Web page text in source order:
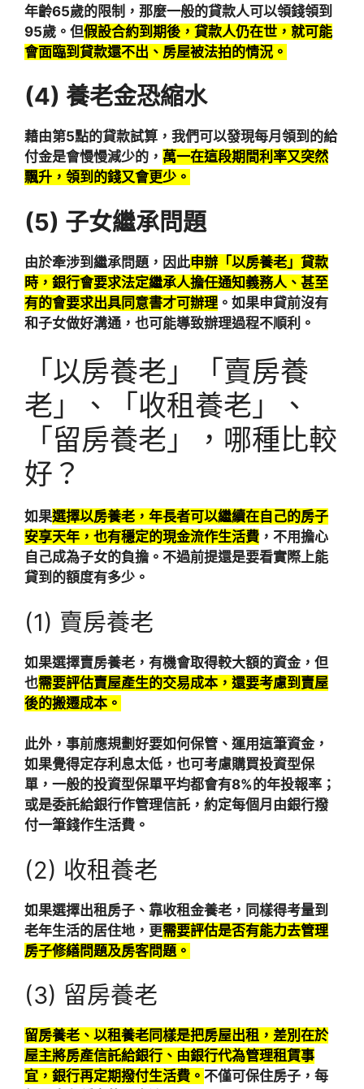
年齡65歲的限制，那麼一般的貸款人可以領錢領到
95歲。但假設合約到期後，貸款人仍在世，就可能
會面臨到貸款還不出、房屋被法拍的情況。
(4) 養老金恐縮水
藉由第5點的貸款試算，我們可以發現每月領到的給
付金是會慢慢減少的， 萬一在這段期間利率又突然
飄升，領到的錢又會更少。
(5) 子女繼承問題
由於牽涉到繼承問題，因此申辦「以房養老」貸款
時，銀行會要求法定繼承人擔任通知義務人、甚至
有的會要求出具同意書才可辦理 。如果申貸前沒有
和子女做好溝通，也可能導致辦理過程不順利。
「以房養老」「賣房養
老」、「收租養老」、
「留房養老」，哪種比較
好？
如果選擇以房養老，年長者可以繼續在自己的房子
安享天年，也有穩定的現金流作生活費 ，不用擔心
自己成為子女的負擔。不過前提還是要看實際上能
貸到的額度有多少。
(1) 賣房養老
如果選擇賣房養老，有機會取得較大額的資金，但
也需要評估賣屋產生的交易成本，還要考慮到賣屋
後的搬遷成本。
此外，事前應規劃好要如何保管、運用這筆資金，
如果覺得定存利息太低，也可考慮購買投資型保
單，一般的投資型保單平均都會有8%的年投報率；
或是委託給銀行作管理信託，約定每個月由銀行撥
付一筆錢作生活費。
(2) 收租養老
如果選擇出租房子、靠收租金養老，同樣得考量到
老年生活的居住地，更需要評估是否有能力去管理
房子修繕問題及房客問題。
(3) 留房養老
留房養老、以租養老同樣是把房屋出租，差別在於
屋主將房產信託給銀行、由銀行代為管理租賃事
宜，銀行再定期撥付生活費。 不僅可保住房子，每